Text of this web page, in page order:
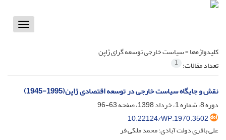
Toggle
کلیدواژه‌ها =سیاست خارجی توسعه گرای ژاپن
تعداد مقالات: 1
نقش و جایگاه سیاست خارجی در توسعه اقتصادی ژاپن(1995-1945)
دوره 8، شماره 1، خرداد 1398، صفحه
63-96
10.22124/WP.1970.3502
علی باقری دولت آبادی؛ محمد ملکی فر